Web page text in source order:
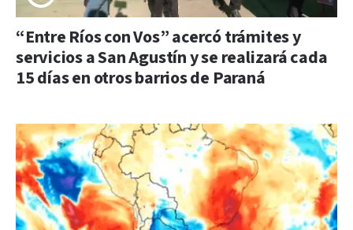
“Entre Ríos con Vos” acercó trámites y
servicios a San Agustín y se realizará cada
15 días en otros barrios de Paraná